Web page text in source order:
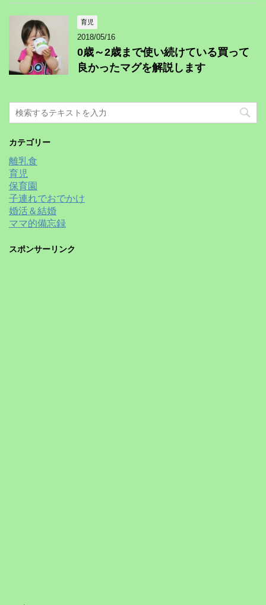
育児
2018/05/16
0歳～2歳まで使い続けている買って
良かったマグを解説します
カテゴリー
離乳食
育児
保育園
子連れでおでかけ
婚活＆結婚
ママ的備忘録
スポンサーリンク